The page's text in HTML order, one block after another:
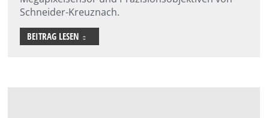
Schneider-Kreuznach.
BEITRAG LESEN